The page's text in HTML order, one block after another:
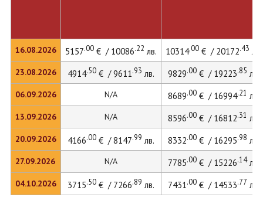
16.08.2026
23.08.2026
06.09.2026
13.09.2026
20.09.2026
27.09.2026
04.10.2026
5157.00€ / 10086.22 лв. 10314.00€ / 20172.43 лв.
4914.50€ / 9611.93 лв. 9829.00€ / 19223.85 лв.
N/A 8689.00€ / 16994.21 лв.
N/A 8596.00€ / 16812.31 лв.
4166.00€ / 8147.99 лв. 8332.00€ / 16295.98 лв.
N/A 7785.00€ / 15226.14лв.
3715.50€ / 7266.89 лв. 7431.00€ / 14533.77 лв.